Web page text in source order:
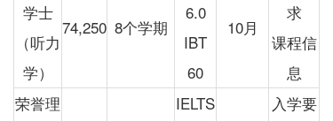
学士
（听力
学）
74,250 8个学期
6.0
IBT
60
10月
求
课程信
息
荣誉理
IELTS
入学要